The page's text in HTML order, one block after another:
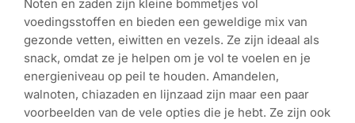
Noten en zaden zijn kleine bommetjes vol
voedingsstoffen en bieden een geweldige mix van
gezonde vetten, eiwitten en vezels. Ze zijn ideaal als
snack, omdat ze je helpen om je vol te voelen en je
energieniveau op peil te houden. Amandelen,
walnoten, chiazaden en lijnzaad zijn maar een paar
voorbeelden van de vele opties die je hebt. Ze zijn ook